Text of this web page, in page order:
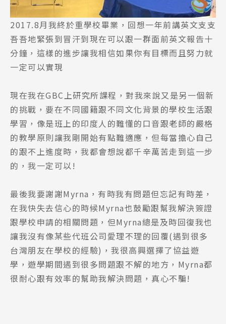
2017.8月我終於重學校畢業，回想一年前講英文支支
吾吾地緊張到冒汗到現在可以跟一群面前英文報告十
分鐘，這樣的進步讓我相信如果你有目標而且努力就
一定可以實現
現在我在GBC上研究所課程，對我來說又是另一個新
的挑戰，要在不同國籍跟不同文化背景的學校生活跟
學習，像是班上的印度人的難懂的口音跟老師的嚴格
的教學原則讓我剛開始有點難適應，但每當擔心自己
的跟不上進度時，我都會想說都千辛萬苦走到這一步
的，我一定可以!
最後我要謝謝Myrna，有時我有問題但忘記有時差，
在我快失去信心的時候Myrna也鼓勵跟幫我解決簽證
跟學校申請的相關問題，但Myrna總是及時回復我也
讓我沒有像某些代班公司愛理不理的回覆(遇到很多
台灣朋友在學校的經驗)，我很高興選擇了協益遊
學，遊學期間遇到很多問題跟不解的地方，Myrna都
很耐心跟有效率的幫助我解決問題，真心不騙!